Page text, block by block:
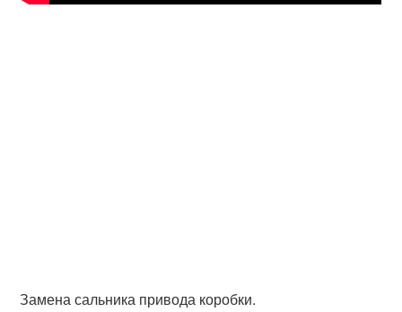
Замена сальника привода коробки.